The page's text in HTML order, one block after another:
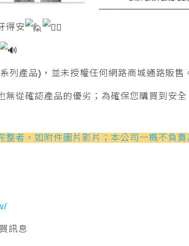
得安
列產品)，並未授權任何網路商城通路販售
無從確認產品的優劣；為確保您購買到安
整者，如附件圖片影片；本公司一概不負
訊息